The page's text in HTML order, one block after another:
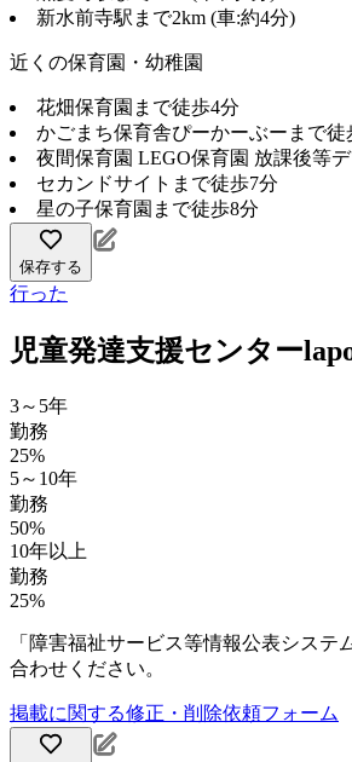
新水前寺駅まで2km (車:約4分)
近くの保育園・幼稚園
花畑保育園まで徒歩4分
かごまち保育舎ぴーかーぶーまで徒
夜間保育園 LEGO保育園 放課後等
セカンドサイトまで徒歩7分
星の子保育園まで徒歩8分
保存する
行った
児童発達支援センター
3～5年
勤務
25%
5～10年
勤務
50%
10年以上
勤務
25%
「障害福祉サービス等情報公表シス
合わせください。
掲載に関する修正・削除依頼フォーム